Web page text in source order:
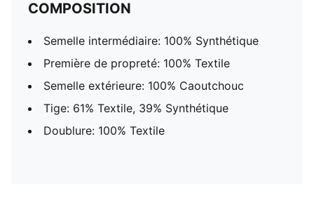
COMPOSITION
Semelle intermédiaire: 100% Synthétique
Première de propreté: 100% Textile
Semelle extérieure: 100% Caoutchouc
Tige: 61% Textile, 39% Synthétique
Doublure: 100% Textile